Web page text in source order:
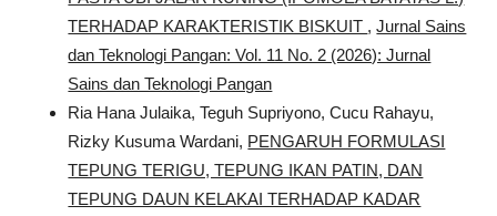
TERHADAP KARAKTERISTIK BISKUIT ,Jurnal Sains
dan Teknologi Pangan: Vol. 11 No. 2 (2026): Jurnal
Sains dan Teknologi Pangan
Ria Hana Julaika, Teguh Supriyono, Cucu Rahayu,
Rizky Kusuma Wardani, PENGARUH FORMULASI
TEPUNG TERIGU, TEPUNG IKAN PATIN, DAN
TEPUNG DAUN KELAKAI TERHADAP KADAR